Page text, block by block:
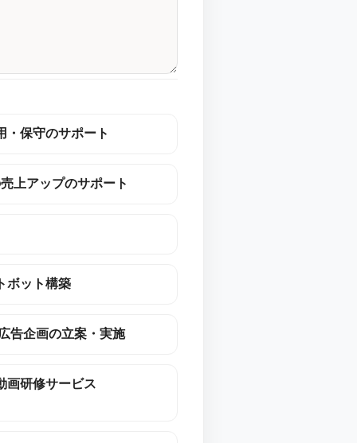
・保守のサポート
上アップのサポート
ボット構築
告企画の立案・実施
画研修サービス